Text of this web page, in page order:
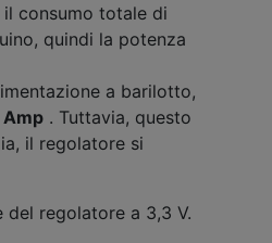
il consumo totale di
quindi la potenza
a barilotto,
Amp . Tuttavia, questo
il regolatore si
regolatore a 3,3 V.